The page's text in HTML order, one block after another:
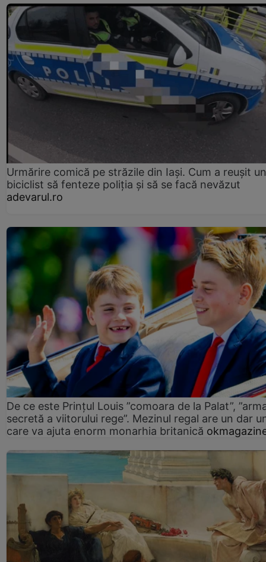
Urmărire comică pe străzile din Iași. Cum a reușit un
biciclist să fenteze poliția și să se facă nevăzut
adevarul.ro
De ce este Prințul Louis ”comoara de la Palat”,
secretă a viitorului rege”. Mezinul regal are un dar
care va ajuta enorm monarhia britanică